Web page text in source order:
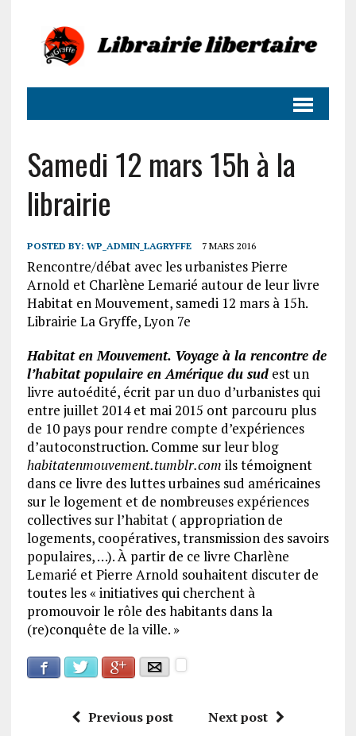
Samedi 12 mars 15h à la
librairie
POSTED BY: WP_ADMIN_LAGRYFFE 7 MARS 2016
Rencontre/débat avec les urbanistes Pierre
Arnold et Charlène Lemarié autour de leur livre
Habitat en Mouvement, samedi 12 mars à 15h.
Librairie La Gryffe, Lyon 7e
Habitat en Mouvement. Voyage à la rencontre de
l’habitat populaire en Amérique du sud est un
livre autoédité, écrit par un duo d’urbanistes qui
entre juillet 2014 et mai 2015 ont parcouru plus
de 10 pays pour rendre compte d’expériences
d’autoconstruction. Comme sur leur blog
habitatenmouvement.tumblr.com ils témoignent
dans ce livre des luttes urbaines sud américaines
sur le logement et de nombreuses expériences
collectives sur l’habitat ( appropriation de
logements, coopératives, transmission des savoirs
populaires, …). À partir de ce livre Charlène
Lemarié et Pierre Arnold souhaitent discuter de
toutes les « initiatives qui cherchent à
promouvoir le rôle des habitants dans la
(re)conquête de la ville. »
FacebookTwitterGoogle+E-mail
Previous post Next post